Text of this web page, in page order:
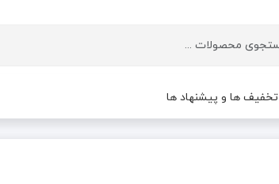
تخفیف ها و پیشنهاد ها